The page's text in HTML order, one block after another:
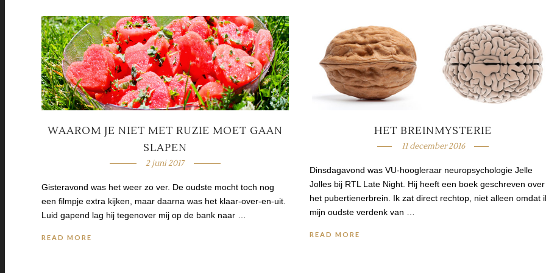
WAAROM JE NIET MET RUZIE MOET GAAN
SLAPEN
2 juni 2017
Gisteravond was het weer zo ver. De oudste mocht toch nog
een filmpje extra kijken, maar daarna was het klaar-over-en-uit.
Luid gapend lag hij tegenover mij op de bank naar …
READ MORE
HET BREINMYSTERIE
11 december 2016
Dinsdagavond was VU-hoogleraar neuropsychologie Jelle
Jolles bij RTL Late Night. Hij heeft een boek geschreven over
het pubertienerbrein. Ik zat direct rechtop, niet alleen omdat
mijn oudste verdenk van …
READ MORE